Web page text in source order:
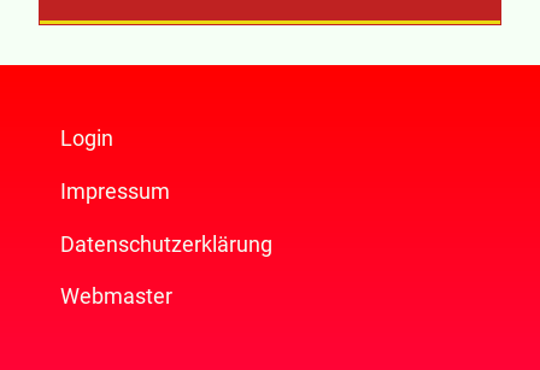
Login
Impressum
Datenschutzerklärung
Webmaster